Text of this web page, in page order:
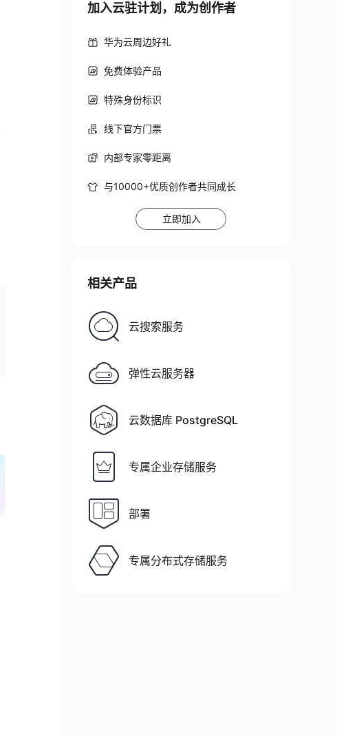
加入云驻计划，成为创作者
华为云周边好礼
免费体验产品
特殊身份标识
线下官方门票
内部专家零距离
与10000+优质创作者共同成长
立即加入
相关产品
云搜索服务
弹性云服务器
云数据库 PostgreSQL
专属企业存储服务
部署
专属分布式存储服务